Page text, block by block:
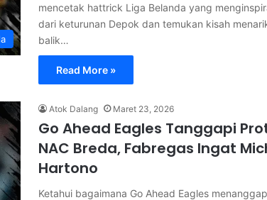
mencetak hattrick Liga Belanda yang
dari keturunan Depok dan temukan kisah
balik…
Read More »
Atok Dalang Maret 23, 2026
Go Ahead Eagles Tanggapi
NAC Breda, Fabregas Ingat
Hartono
Ketahui bagaimana Go Ahead Eagles